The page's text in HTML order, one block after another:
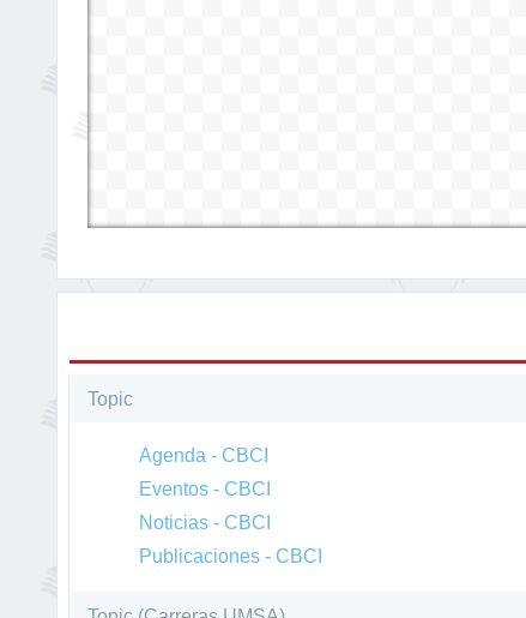
Topic
Agenda - CBCI
Eventos - CBCI
Noticias - CBCI
Publicaciones - CBCI